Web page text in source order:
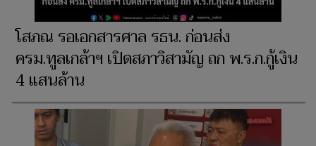
โสภณ รอเอกสารศาล รธน. ก่อนส่ง
ครม.ทูลเกล้าฯ เปิดสภาวิสามัญ ถก พ.ร.ก.กู้เงิน
4 แสนล้าน